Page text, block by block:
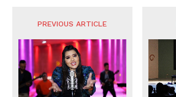
PREVIOUS ARTICLE